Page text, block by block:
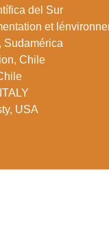
del Sur
et
Sudamérica
Chile
USA